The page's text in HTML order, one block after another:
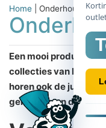
Home
Een mooi product,
collecties van
horen ook de juiste
genieten van de